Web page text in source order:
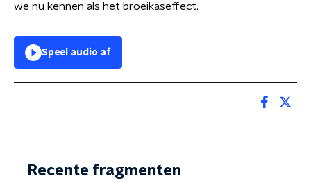
we nu kennen als het broeikaseffect.
Speel audio af
Recente fragmenten